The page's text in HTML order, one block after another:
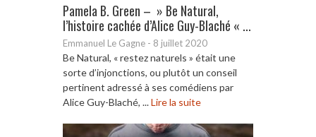
Pamela B. Green – » Be Natural,
l’histoire cachée d’Alice Guy-Blaché « ...
Emmanuel Le Gagne - 8 juillet 2020
Be Natural, « restez naturels » était une
sorte d’injonctions, ou plutôt un conseil
pertinent adressé à ses comédiens par
Alice Guy-Blaché, ...Lire la suite